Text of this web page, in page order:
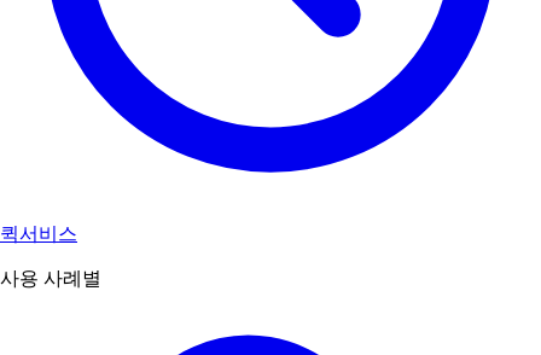
퀵서비스
사용 사례별